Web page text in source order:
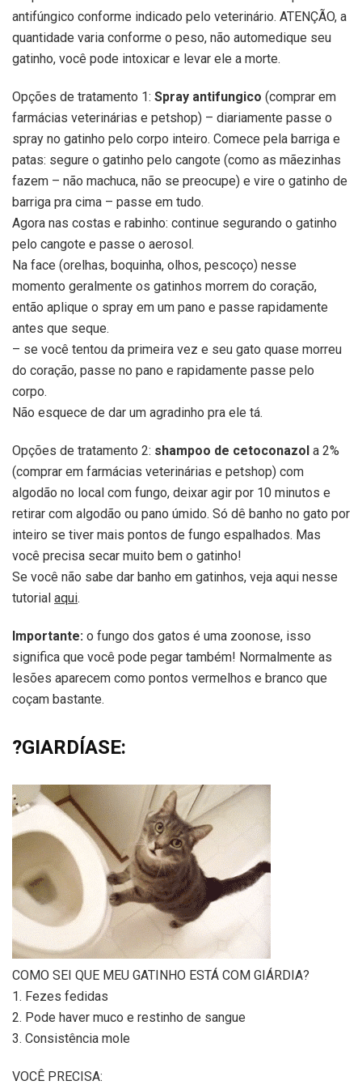
antifúngico conforme indicado pelo veterinário. ATENÇÃO, a
quantidade varia conforme o peso, não automedique seu
gatinho, você pode intoxicar e levar ele a morte.
Opções de tratamento 1: Spray antifungico (comprar em
farmácias veterinárias e petshop) – diariamente passe o
spray no gatinho pelo corpo inteiro. Comece pela barriga e
patas: segure o gatinho pelo cangote (como as mãezinhas
fazem – não machuca, não se preocupe) e vire o gatinho de
barriga pra cima – passe em tudo.
Agora nas costas e rabinho: continue segurando o gatinho
pelo cangote e passe o aerosol.
Na face (orelhas, boquinha, olhos, pescoço) nesse
momento geralmente os gatinhos morrem do coração,
então aplique o spray em um pano e passe rapidamente
antes que seque.
– se você tentou da primeira vez e seu gato quase morreu
do coração, passe no pano e rapidamente passe pelo
corpo.
Não esquece de dar um agradinho pra ele tá.
Opções de tratamento 2: shampoo de cetoconazol a 2%
(comprar em farmácias veterinárias e petshop) com
algodão no local com fungo, deixar agir por 10 minutos e
retirar com algodão ou pano úmido. Só dê banho no gato por
inteiro se tiver mais pontos de fungo espalhados. Mas
você precisa secar muito bem o gatinho!
Se você não sabe dar banho em gatinhos, veja aqui nesse
tutorial aqui.
Importante: o fungo dos gatos é uma zoonose, isso
significa que você pode pegar também! Normalmente as
lesões aparecem como pontos vermelhos e branco que
coçam bastante.
?GIARDÍASE:
COMO SEI QUE MEU GATINHO ESTÁ COM GIÁRDIA?
1. Fezes fedidas
2. Pode haver muco e restinho de sangue
3. Consistência mole
VOCÊ PRECISA: